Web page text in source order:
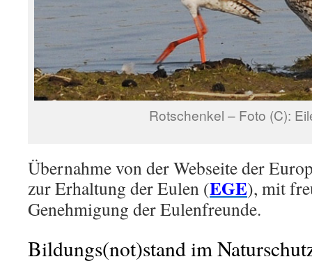
Rotschenkel – Foto (C):
Übernahme von der Webseite der
zur Erhaltung der Eulen (EGE), mit
Genehmigung der Eulenfreunde.
Bildungs(not)stand im